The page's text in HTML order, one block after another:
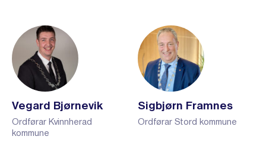
Vegard Bjørnevik
Ordførar Kvinnherad
kommune
Sigbjørn Framnes
Ordførar Stord kommune